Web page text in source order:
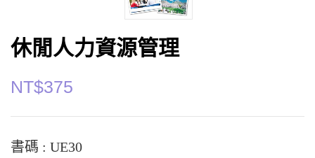
休閒人力資源管理
NT$375
書碼 : UE30